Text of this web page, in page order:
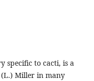
specific to cacti, is a
Miller in many